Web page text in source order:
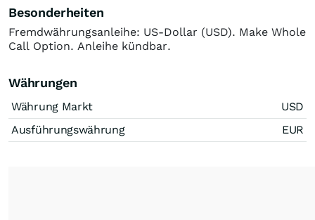
Besonderheiten
Fremdwährungsanleihe: US-Dollar (USD). Make Whole
Call Option. Anleihe kündbar.
Währungen
Währung Markt
USD
Ausführungswährung
EUR